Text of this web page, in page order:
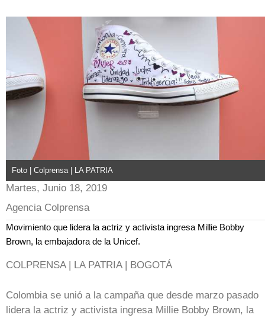
Foto | Colprensa | LA PATRIA
Martes, Junio 18, 2019
Agencia Colprensa
Movimiento que lidera la actriz y activista ingresa Millie Bobby
Brown, la embajadora de la Unicef.
COLPRENSA | LA PATRIA | BOGOTÁ
Colombia se unió a la campaña que desde marzo pasado
lidera la actriz y activista ingresa Millie Bobby Brown, la